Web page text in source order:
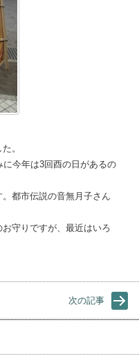
。
今年は3回酉の日があるの
都市伝説の音無月子さん
守りですが、最近はいろ
次の記事